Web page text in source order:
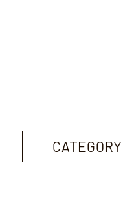
CATEGORY